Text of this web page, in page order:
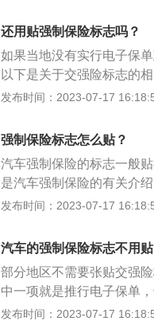
驶。否则车主承担相应的
是由保险公司对被保险机
被保险人）的人身伤亡、
收费标准的，由国家统一
左上角的“机动车”功能；
打开后，即可生成二维码
开，遇到交警查车也可以
打印在A4纸上，在交警查
还用贴强制保险标志吗？
如果当地没有实行电子保
以下是关于交强险标志的
直到车主提供相应的牌证
强险纸质标志的省市有北
山东等，其他地区尚未收
发布时间：2023-07-17
强制保险标志怎么贴？
汽车强制保险的标志一般
是汽车强制保险的有关介
始实施的机动车交通事故
事故造成受害人（不包括
限额内予以赔偿的强制性
险机动车过程中发生交通
当由被保险人承担的损害
负责赔偿。
发布时间：2023-07-17
汽车的强制保险标志不用
部分地区不需要张贴交强
中一项就是推行电子保单
质保单，更不用将交强险
发布时间：2023-07-17